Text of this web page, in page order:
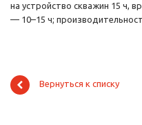
на устройство скважин 15 ч,
— 10–15 ч;
Вернуться к списку